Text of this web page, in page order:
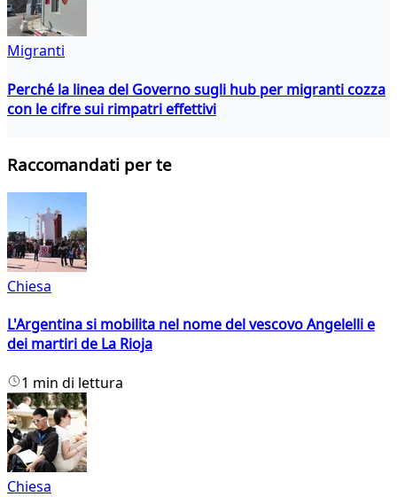
Migranti
Perché la linea del Governo sugli hub per migranti cozza
con le cifre sui rimpatri effettivi
Raccomandati per te
Chiesa
L'Argentina si mobilita nel nome del vescovo Angelelli e
dei martiri de La Rioja
1 min di lettura
Chiesa